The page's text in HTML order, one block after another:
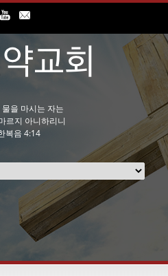
을 마시는 자는
르지 아니하리니
복음 4:14